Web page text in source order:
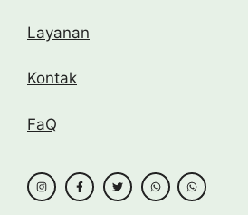
Layanan
Kontak
FaQ